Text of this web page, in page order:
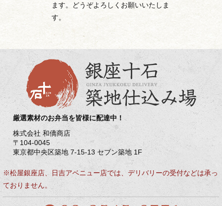
ます。どうぞよろしくお願いいたしま
す。
厳選素材のお弁当を皆様に配達中！
株式会社 和僑商店
〒104-0045
東京都中央区築地 7-15-13 セブン築地 1F
※松屋銀座店、日吉アベニュー店では、デリバリーの受付などは承っ
ておりません。